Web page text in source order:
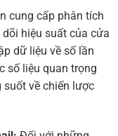
cung cấp phân tích
hiệu suất của cửa
dữ liệu về số lần
số liệu quan trọng
suốt về chiến lược